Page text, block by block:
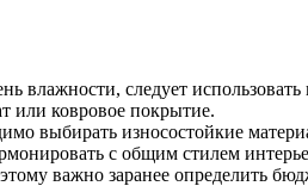
следует использовать
или ковровое покрытие.
выбирать износостойкие
с общим стилем
важно заранее определить